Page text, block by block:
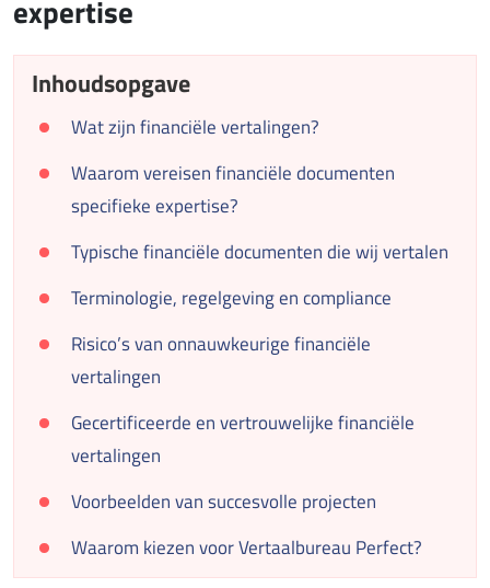
expertise
Inhoudsopgave
Wat zijn financiële vertalingen?
Waarom vereisen financiële documenten
specifieke expertise?
Typische financiële documenten die wij vertalen
Terminologie, regelgeving en compliance
Risico’s van onnauwkeurige financiële
vertalingen
Gecertificeerde en vertrouwelijke financiële
vertalingen
Voorbeelden van succesvolle projecten
Waarom kiezen voor Vertaalbureau Perfect?